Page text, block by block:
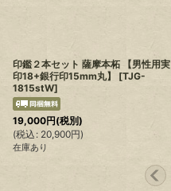
印鑑２本セット 薩摩本柘 【男性用実
印18+銀行印15mm丸】
[TJG-
1815stW]
19,000円(税別)
(税込 : 20,900円)
在庫あり